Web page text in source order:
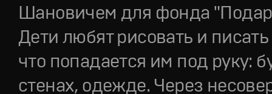
Шановичем для фонда
Дети любят рисовать и
что попадается им под руку:
стенах, одежде. Через